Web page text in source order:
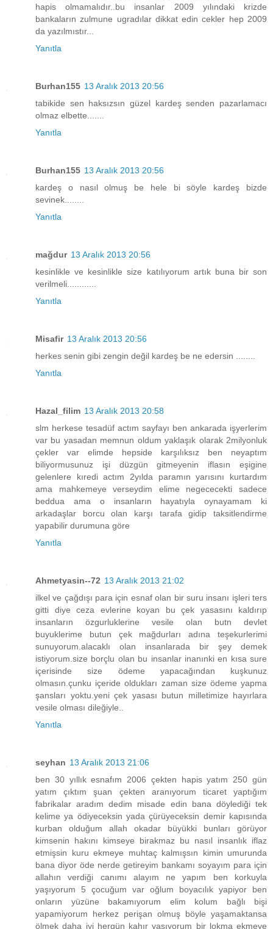
hapis olmamalıdır..bu insanlar 2009 yılındaki krizde
bankaların zulmune ugradılar dikkat edin cekler hep 2009
da yazılmıstır...
Yanıtla
Burhan155 13 Aralık 2013 20:56
tabikide sen haksızsın güzel kardeş senden pazarlamacı
olmaz elbette.......
Yanıtla
Burhan155 13 Aralık 2013 20:56
kardeş o nasıl olmuş be hele bi söyle kardeş bizde
sevinek........
Yanıtla
mağdur 13 Aralık 2013 20:56
kesinlikle ve kesinlikle size katılıyorum artık buna bir son
verilmeli............
Yanıtla
Misafir 13 Aralık 2013 20:56
herkes senin gibi zengin değil kardeş be ne edersin ........
Yanıtla
Hazal_filim 13 Aralık 2013 20:58
slm herkese tesadüf actım sayfayı ben ankarada işyerlerim
var bu yasadan memnun oldum yaklaşık olarak 2milyonluk
çekler var elimde hepside karşılıksız ben neyaptım
biliyormusunuz işi düzgün gitmeyenin iflasın eşigine
gelenlere kıredi actım 2yılda paramın yarısını kurtardım
ama mahkemeye verseydim elime negececekti sadece
beddua ama o insanların hayatıyla oynayamam ki
arkadaşlar borcu olan karşı tarafa gidip taksitlendirme
yapabilir durumuna göre
Yanıtla
Ahmetyasin--72 13 Aralık 2013 21:02
ilkel ve çağdışı para için esnaf olan bir suru insanı işleri ters
gitti diye ceza evlerine koyan bu çek yasasını kaldırıp
insanların özgurluklerine vesile olan butn devlet
buyuklerime butun çek mağdurları adına teşekurlerimi
sunuyorum.alacaklı olan insanlarada bir şey demek
istiyorum.size borçlu olan bu insanlar inanınki en kısa sure
içerisinde size ödeme yapacağından kuşkunuz
olmasın.çunku içeride oldukları zaman size ödeme yapma
şansları yoktu.yeni çek yasası butun milletimize hayırlara
vesile olması dileğiyle..
Yanıtla
seyhan 13 Aralık 2013 21:06
ben 30 yıllık esnafım 2006 çekten hapis yatım 250 gün
yatım çıktım şuan çekten aranıyorum ticaret yaptığım
fabrikalar aradım dedim misade edin bana döylediği tek
kelime ya ödiyeceksin yada çürüyeceksin demir kapısında
kurban olduğum allah okadar büyükki bunları görüyor
kimsenin hakını kimseye birakmaz bu nasıl insanlık iflaz
etmişsin kuru ekmeye muhtaç kalmışsın kimin umurunda
bana diyor öde nerde getireyim bankamı soyayım para için
allahın verdiği canımı alayım ne yapım ben korkuyla
yaşıyorum 5 çocuğum var oğlum boyacılık yapiyor ben
onların yüzüne bakamıyorum elim kolum bağlı bişi
yapamiyorum herkez perişan olmuş böyle yaşamaktansa
ölmek daha iyi hergün kahır yaşıyorum bir lokma ekmeye